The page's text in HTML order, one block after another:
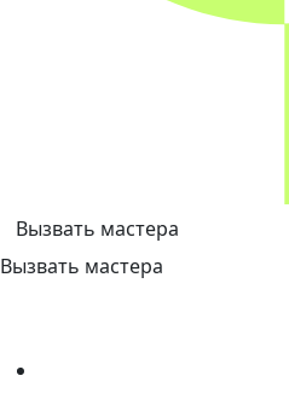
Вызвать мастера
Вызвать мастера